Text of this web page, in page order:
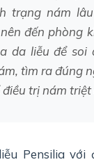
trạng nám
đến phòng
da liễu để soi
tìm ra đúng
trị nám triệt
Pensilia với